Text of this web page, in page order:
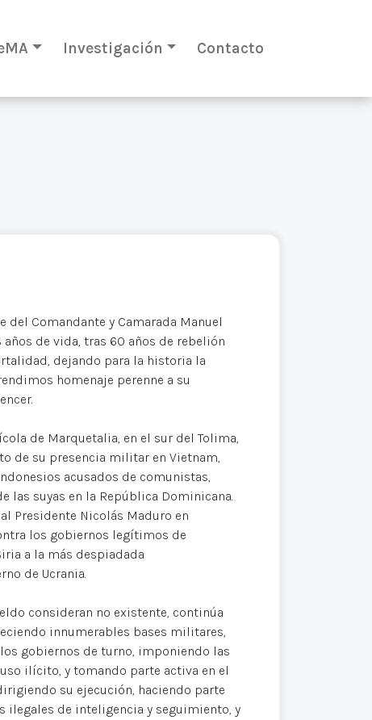
Investigación Contacto
Comandante y Camarada Manuel
de vida, tras 60 años de rebelión
dejando para la historia la
homenaje perenne a su
de Marquetalia, en el sur del Tolima,
de su presencia militar en Vietnam,
acusados de comunistas,
las suyas en la República Dominicana.
Presidente Nicolás Maduro en
los gobiernos legítimos de
a la más despiadada
de Ucrania.
consideran no existente, continúa
innumerables bases militares,
gobiernos de turno, imponiendo las
ilícito, y tomando parte activa en el
su ejecución, haciendo parte
de inteligencia y seguimiento, y